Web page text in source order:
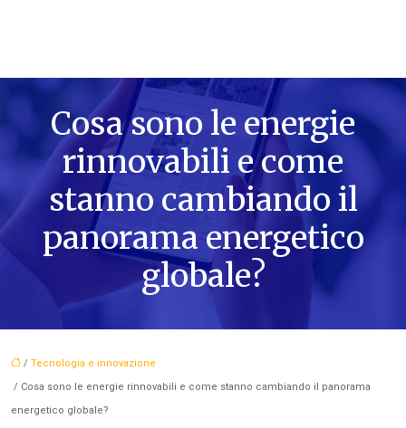
Cosa sono le energie
rinnovabili e come
stanno cambiando il
panorama energetico
globale?
/ Tecnologia e innovazione
/ Cosa sono le energie rinnovabili e come stanno cambiando il panorama
energetico globale?